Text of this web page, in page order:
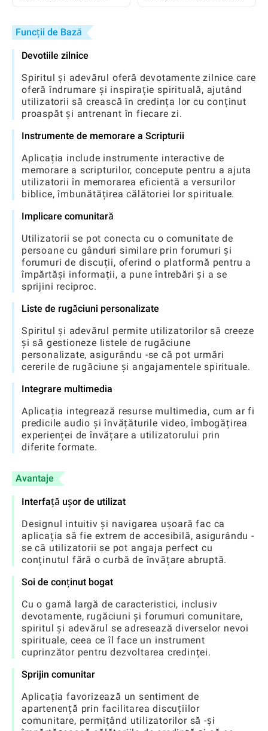
Funcții de Bază
Devotiile zilnice
Spiritul și adevărul oferă devotamente zilnice care
oferă îndrumare și inspirație spirituală, ajutând
utilizatorii să crească în credința lor cu conținut
proaspăt și antrenant în fiecare zi.
Instrumente de memorare a Scripturii
Aplicația include instrumente interactive de
memorare a scripturilor, concepute pentru a ajuta
utilizatorii în memorarea eficientă a versurilor
biblice, îmbunătățirea călătoriei lor spirituale.
Implicare comunitară
Utilizatorii se pot conecta cu o comunitate de
persoane cu gânduri similare prin forumuri și
forumuri de discuții, oferind o platformă pentru a
împărtăși informații, a pune întrebări și a se
sprijini reciproc.
Liste de rugăciuni personalizate
Spiritul și adevărul permite utilizatorilor să creeze
și să gestioneze listele de rugăciune
personalizate, asigurându -se că pot urmări
cererile de rugăciune și angajamentele spirituale.
Integrare multimedia
Aplicația integrează resurse multimedia, cum ar fi
predicile audio și învățăturile video, îmbogățirea
experienței de învățare a utilizatorului prin
diferite formate.
Avantaje
Interfață ușor de utilizat
Designul intuitiv și navigarea ușoară fac ca
aplicația să fie extrem de accesibilă, asigurându -
se că utilizatorii se pot angaja perfect cu
conținutul fără o curbă de învățare abruptă.
Soi de conținut bogat
Cu o gamă largă de caracteristici, inclusiv
devotamente, rugăciuni și forumuri comunitare,
spiritul și adevărul se adresează diverselor nevoi
spirituale, ceea ce îl face un instrument
cuprinzător pentru dezvoltarea credinței.
Sprijin comunitar
Aplicația favorizează un sentiment de
apartenență prin facilitarea discuțiilor
comunitare, permițând utilizatorilor să -și